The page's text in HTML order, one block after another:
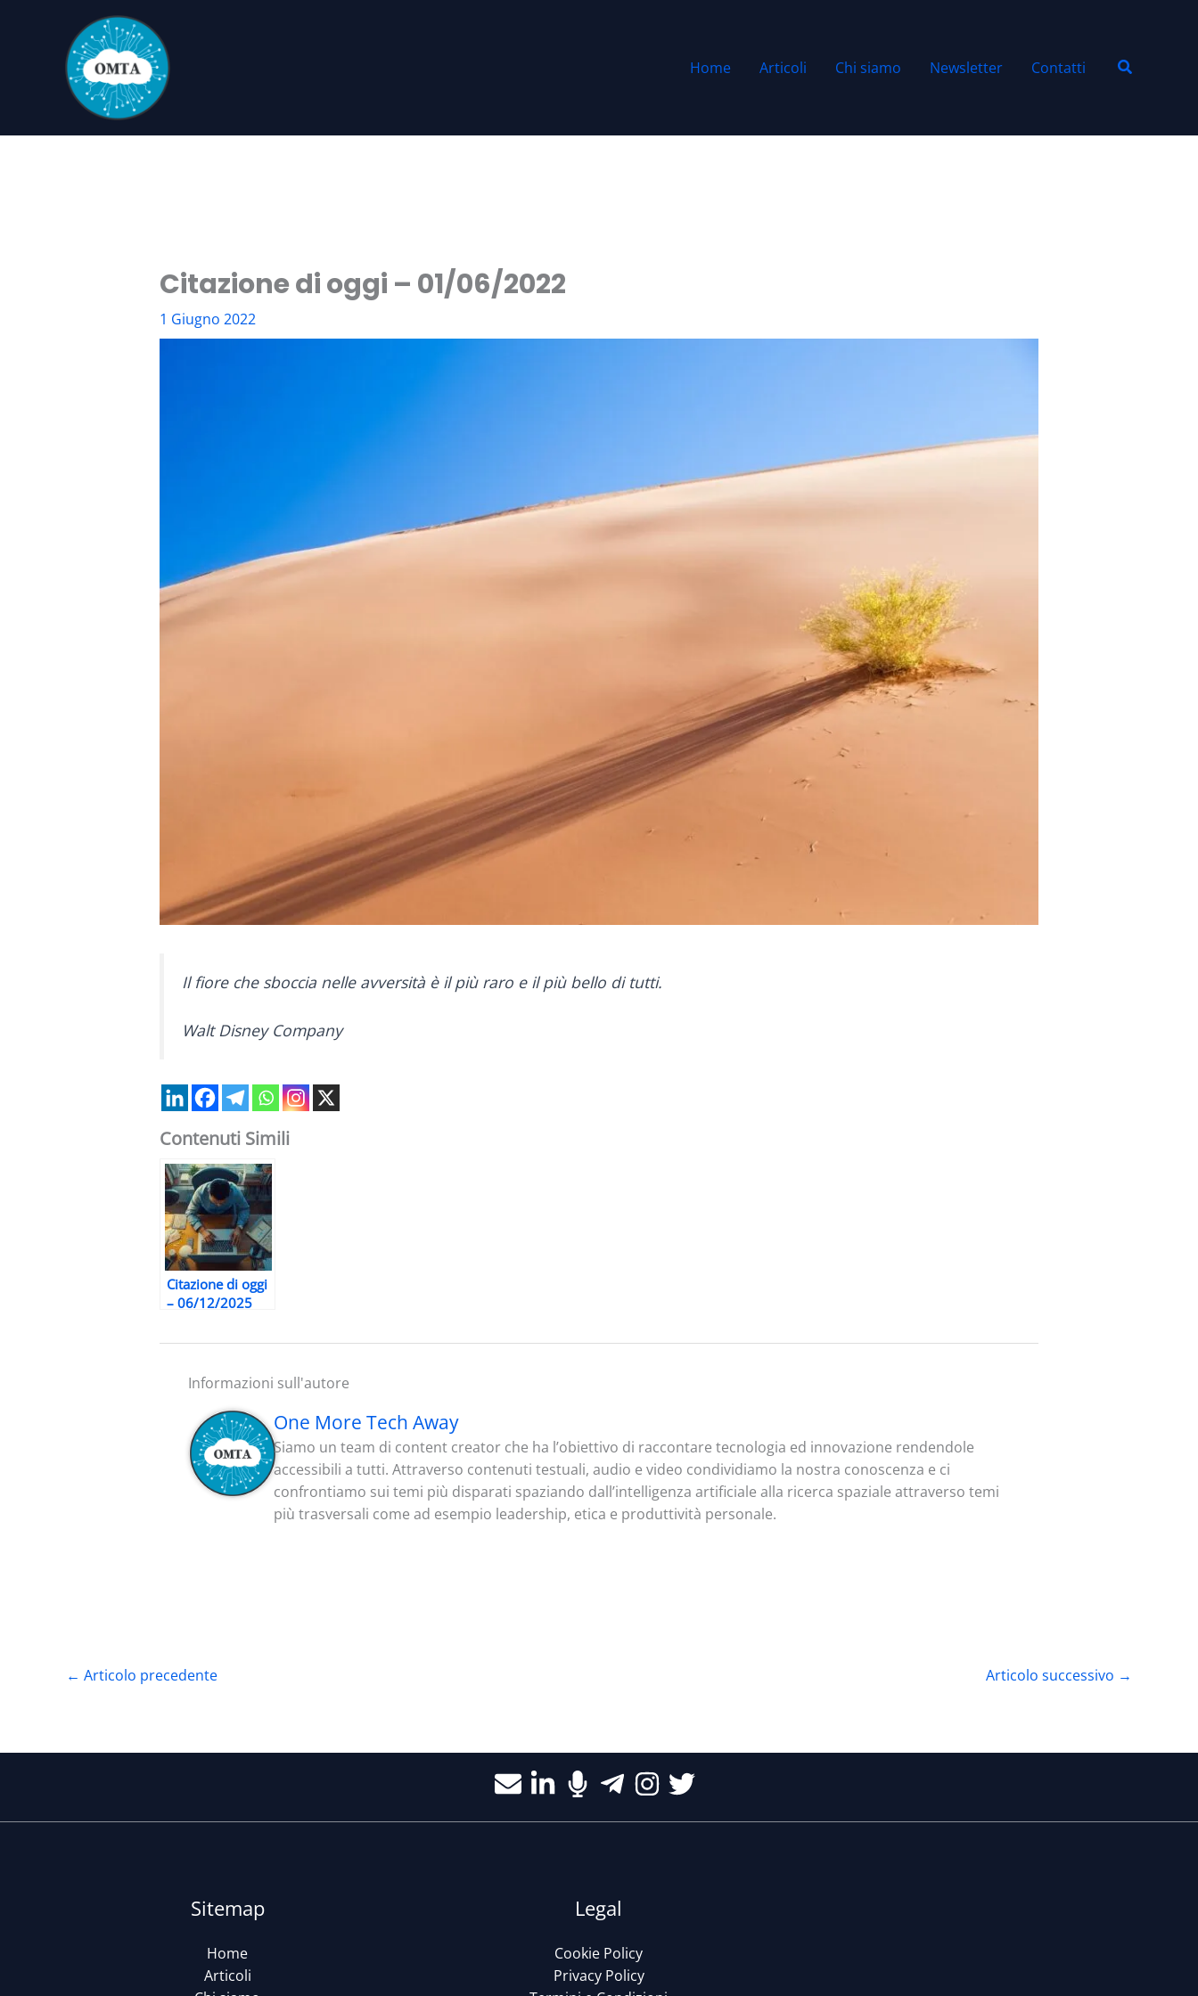
contenuto
Home Articoli Chi siamo Newsletter Contatti Cerca
Citazione di oggi – 01/06/2022
1 Giugno 2022
Il fiore che sboccia nelle avversità è il più raro e il più bello di tutti.
Walt Disney Company
Contenuti Simili
Citazione di oggi
– 06/12/2025
Informazioni sull'autore
One More Tech Away
Siamo un team di content creator che ha l’obiettivo di raccontare tecnologia ed innovazione rendendole
accessibili a tutti. Attraverso contenuti testuali, audio e video condividiamo la nostra conoscenza e ci
confrontiamo sui temi più disparati spaziando dall’intelligenza artificiale alla ricerca spaziale attraverso temi
più trasversali come ad esempio leadership, etica e produttività personale.
← Articolo precedente Articolo successivo →
Sitemap
Home
Articoli
Legal
Cookie Policy
Privacy Policy